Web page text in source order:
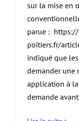
sur la mise en
parue : https://
poitiers.fr/
indiqué que
demander une
application à
demande